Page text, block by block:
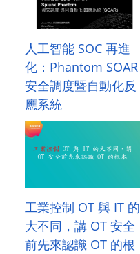
人工智能 SOC 再進
化：Phantom SOAR
安全調度暨自動化反
應系統
工業控制 OT 與 IT 的
大不同，講 OT 安全
前先來認識 OT 的根